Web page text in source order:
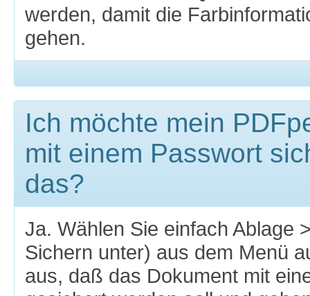
werden, damit die
gehen.
Ich möchte mein
mit einem Passwort
das?
Ja. Wählen Sie einfach Ablage
Sichern unter) aus dem Menü
aus, daß das Dokument mit